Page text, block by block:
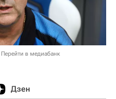
Перейти в медиабанк
Дзен